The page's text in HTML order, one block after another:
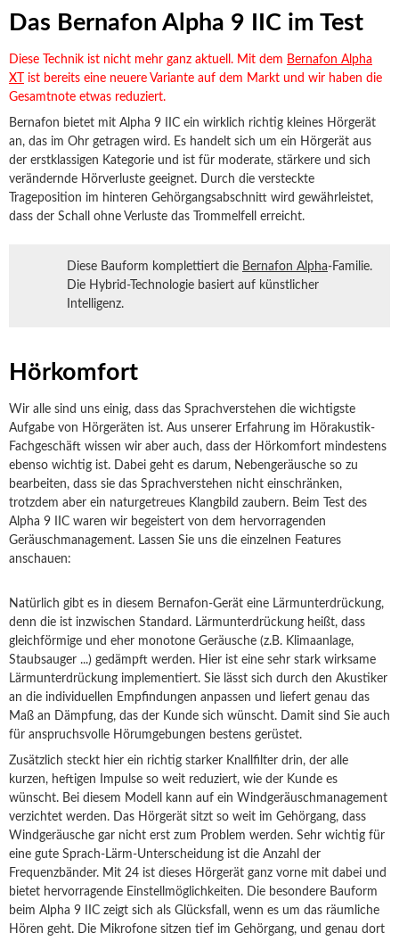
Das Bernafon Alpha 9 IIC im Test
Diese Technik ist nicht mehr ganz aktuell. Mit dem Bernafon Alpha
XT
ist bereits eine neuere Variante auf dem Markt und wir haben die
Gesamtnote etwas reduziert.
Bernafon bietet mit Alpha 9 IIC ein wirklich richtig kleines Hörgerät
an, das im Ohr getragen wird. Es handelt sich um ein Hörgerät aus
der erstklassigen Kategorie und ist für moderate, stärkere und sich
verändernde Hörverluste geeignet. Durch die versteckte
Trageposition im hinteren Gehörgangsabschnitt wird gewährleistet,
dass der Schall ohne Verluste das Trommelfell erreicht.
Diese Bauform komplettiert die Bernafon Alpha-Familie.
Die Hybrid-Technologie basiert auf künstlicher
Intelligenz.
Hörkomfort
Wir alle sind uns einig, dass das Sprachverstehen die wichtigste
Aufgabe von Hörgeräten ist. Aus unserer Erfahrung im Hörakustik-
Fachgeschäft wissen wir aber auch, dass der Hörkomfort mindestens
ebenso wichtig ist. Dabei geht es darum, Nebengeräusche so zu
bearbeiten, dass sie das Sprachverstehen nicht einschränken,
trotzdem aber ein naturgetreues Klangbild zaubern. Beim Test des
Alpha 9 IIC waren wir begeistert von dem hervorragenden
Geräuschmanagement. Lassen Sie uns die einzelnen Features
anschauen:
Natürlich gibt es in diesem Bernafon-Gerät eine Lärmunterdrückung,
denn die ist inzwischen Standard. Lärmunterdrückung heißt, dass
gleichförmige und eher monotone Geräusche (z.B. Klimaanlage,
Staubsauger ...) gedämpft werden. Hier ist eine sehr stark wirksame
Lärmunterdrückung implementiert. Sie lässt sich durch den Akustiker
an die individuellen Empfindungen anpassen und liefert genau das
Maß an Dämpfung, das der Kunde sich wünscht. Damit sind Sie auch
für anspruchsvolle Hörumgebungen bestens gerüstet.
Zusätzlich steckt hier ein richtig starker Knallfilter drin, der alle
kurzen, heftigen Impulse so weit reduziert, wie der Kunde es
wünscht. Bei diesem Modell kann auf ein Windgeräuschmanagement
verzichtet werden. Das Hörgerät sitzt so weit im Gehörgang, dass
Windgeräusche gar nicht erst zum Problem werden. Sehr wichtig für
eine gute Sprach-Lärm-Unterscheidung ist die Anzahl der
Frequenzbänder. Mit 24 ist dieses Hörgerät ganz vorne mit dabei und
bietet hervorragende Einstellmöglichkeiten. Die besondere Bauform
beim Alpha 9 IIC zeigt sich als Glücksfall, wenn es um das räumliche
Hören geht. Die Mikrofone sitzen tief im Gehörgang, und genau dort